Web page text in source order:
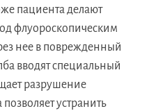
пациента делают
флуороскопическим
нее в поврежденный
вводят специальный
разрушение
устранить